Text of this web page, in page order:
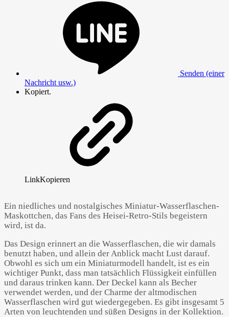
Senden (einer
Nachricht usw.)
Kopiert.
LinkKopieren
Powered by GliaStudios
Ein niedliches und nostalgisches Miniatur-Wasserflaschen-
Maskottchen, das Fans des Heisei-Retro-Stils begeistern
wird, ist da.
Das Design erinnert an die Wasserflaschen, die wir damals
benutzt haben, und allein der Anblick macht Lust darauf.
Obwohl es sich um ein Miniaturmodell handelt, ist es ein
wichtiger Punkt, dass man tatsächlich Flüssigkeit einfüllen
und daraus trinken kann. Der Deckel kann als Becher
verwendet werden, und der Charme der altmodischen
Wasserflaschen wird gut wiedergegeben. Es gibt insgesamt 5
Arten von leuchtenden und süßen Designs in der Kollektion.